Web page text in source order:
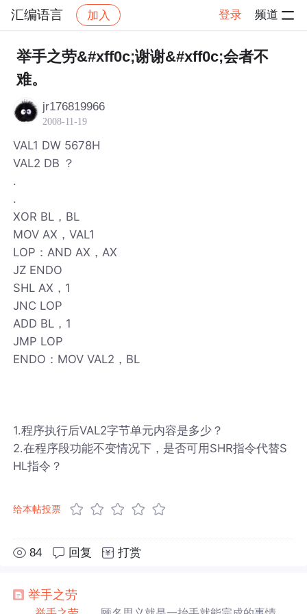
汇编语言 加入 登录 频道
社区 汇编语言 帖子详情
举手之劳&#xff0c;谢谢&#xff0c;会者不
难。
jr176819966
2008-11-19
VAL1 DW 5678H
VAL2 DB ？
.
.
XOR BL，BL
MOV AX，VAL1
LOP：AND AX，AX
JZ ENDO
SHL AX，1
JNC LOP
ADD BL，1
JMP LOP
ENDO：MOV VAL2，BL
1.程序执行后VAL2字节单元内容是多少？
2.在程序段功能不变情况下，是否可用SHR指令代替S
HL指令？
给本帖投票
84 回复 打赏
举手之劳